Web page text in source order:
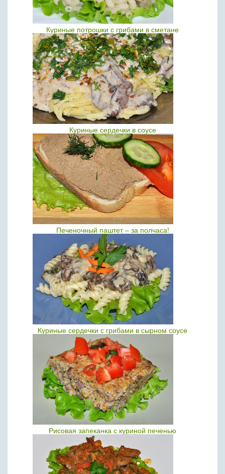
Куриные потрошки с грибами в сметане
Куриные сердечки в соусе
Печеночный паштет – за полчаса!
Куриные сердечки с грибами в сырном соусе
Рисовая запеканка с куриной печенью